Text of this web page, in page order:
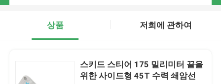
상품 저희에 관하여
스키드 스티어 175 밀리미터 끌을
위한 사이드형 45T 수력 쇄암선